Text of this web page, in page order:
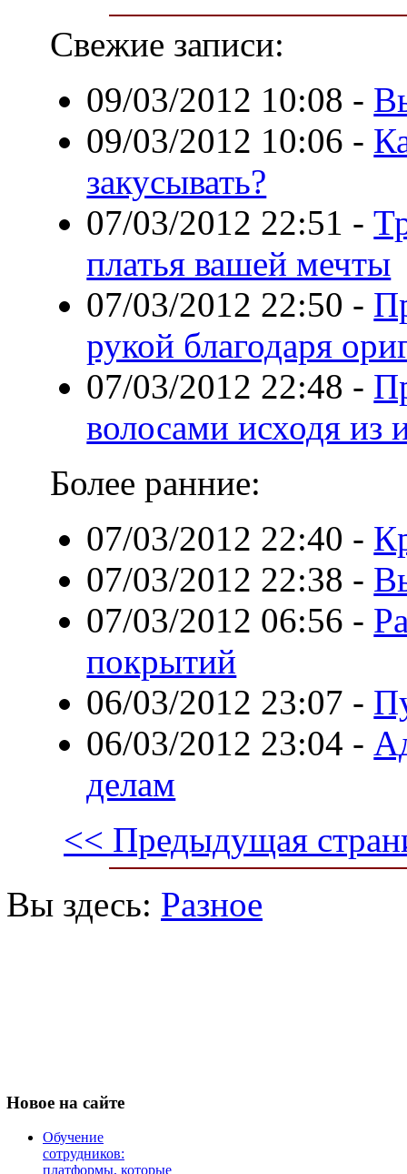
Свежие записи:
09/03/2012 10:08 -
09/03/2012 10:06 -
закусывать?
07/03/2012 22:51 -
платья вашей мечты
07/03/2012 22:50 -
рукой благодаря
07/03/2012 22:48 -
волосами исходя из
Более ранние:
07/03/2012 22:40 -
07/03/2012 22:38 -
07/03/2012 06:56 -
покрытий
06/03/2012 23:07 -
06/03/2012 23:04 -
делам
<< Предыдущая
Вы здесь: Разное
Новое на сайте
Обучение
сотрудников:
платформы, которые